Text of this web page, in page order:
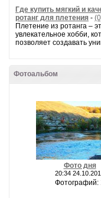
Где купить мягкий и
ротанг для плетения -
Плетение из ротанга –
увлекательное хобби,
позволяет создавать
Фотоальбом
Фото дня
20:34
Фотографий: